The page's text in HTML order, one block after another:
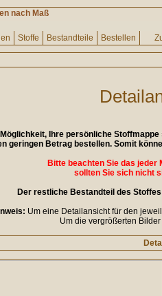
nach Maß
Stoffe Bestandteile Bestellen
Ihre persönliche
geringen Betrag bestellen. Somit
Bitte beachten Sie das jeder
sollten Sie sich nicht
Der restliche Bestandteil des
Um eine Detailansicht für den
Um die vergrößerten